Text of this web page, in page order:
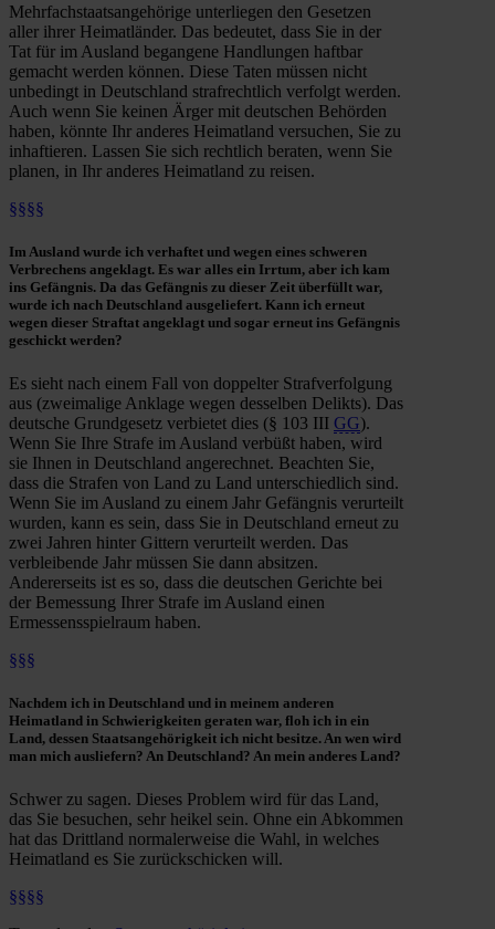
Mehrfachstaatsangehörige unterliegen den Gesetzen
aller ihrer Heimatländer. Das bedeutet, dass Sie in der
Tat für im Ausland begangene Handlungen haftbar
gemacht werden können. Diese Taten müssen nicht
unbedingt in Deutschland strafrechtlich verfolgt werden.
Auch wenn Sie keinen Ärger mit deutschen Behörden
haben, könnte Ihr anderes Heimatland versuchen, Sie zu
inhaftieren. Lassen Sie sich rechtlich beraten, wenn Sie
planen, in Ihr anderes Heimatland zu reisen.
§§§§
Im Ausland wurde ich verhaftet und wegen eines schweren
Verbrechens angeklagt. Es war alles ein Irrtum, aber ich kam
ins Gefängnis. Da das Gefängnis zu dieser Zeit überfüllt war,
wurde ich nach Deutschland ausgeliefert. Kann ich erneut
wegen dieser Straftat angeklagt und sogar erneut ins Gefängnis
geschickt werden?
Es sieht nach einem Fall von doppelter Strafverfolgung
aus (zweimalige Anklage wegen desselben Delikts). Das
deutsche Grundgesetz verbietet dies (§ 103 III GG).
Wenn Sie Ihre Strafe im Ausland verbüßt haben, wird
sie Ihnen in Deutschland angerechnet. Beachten Sie,
dass die Strafen von Land zu Land unterschiedlich sind.
Wenn Sie im Ausland zu einem Jahr Gefängnis verurteilt
wurden, kann es sein, dass Sie in Deutschland erneut zu
zwei Jahren hinter Gittern verurteilt werden. Das
verbleibende Jahr müssen Sie dann absitzen.
Andererseits ist es so, dass die deutschen Gerichte bei
der Bemessung Ihrer Strafe im Ausland einen
Ermessensspielraum haben.
§§§
Nachdem ich in Deutschland und in meinem anderen
Heimatland in Schwierigkeiten geraten war, floh ich in ein
Land, dessen Staatsangehörigkeit ich nicht besitze. An wen wird
man mich ausliefern? An Deutschland? An mein anderes Land?
Schwer zu sagen. Dieses Problem wird für das Land,
das Sie besuchen, sehr heikel sein. Ohne ein Abkommen
hat das Drittland normalerweise die Wahl, in welches
Heimatland es Sie zurückschicken will.
§§§§